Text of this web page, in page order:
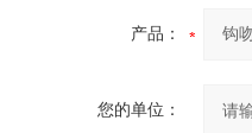
产品：
您的单位：